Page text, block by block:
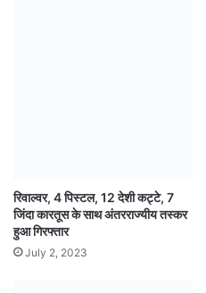
रिवाल्वर, 4 पिस्टल, 12 देशी कट्टे, 7
जिंदा कारतूस के साथ अंतरराज्यीय तस्कर
हुआ गिरफ्तार
July 2, 2023